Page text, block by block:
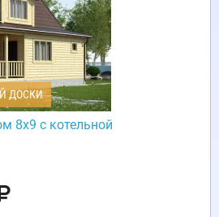
ДОСКИ
8х9 с котельной